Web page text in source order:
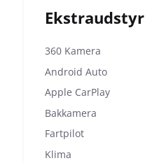
Ekstraudstyr
360 Kamera
Android Auto
Apple CarPlay
Bakkamera
Fartpilot
Klima